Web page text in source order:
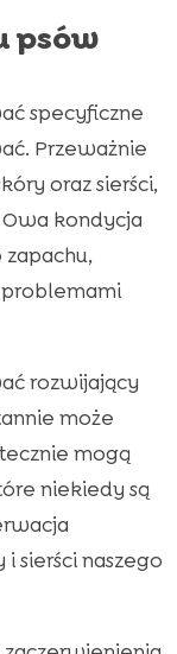
psów
specyficzne
Przeważnie
oraz sierści,
kondycja
rozwijający
może
mogą
niekiedy są
sierści naszego